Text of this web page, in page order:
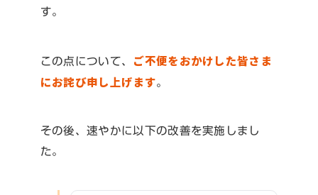
す。
この点について、
ご不便をおかけした皆さま
にお詫び申し上げます。
その後、速やかに以下の改善を実施しまし
た。